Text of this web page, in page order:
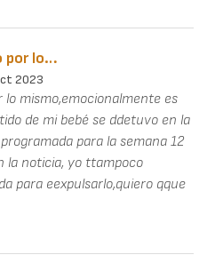
por lo…
2023
lo mismo,emocionalmente es
de mi bebé se ddetuvo en la
para la semana 12
la noticia, yo ttampoco
para eexpulsarlo,quiero qque